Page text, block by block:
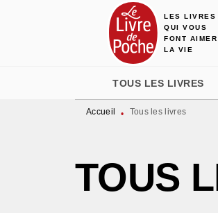
MENU RECHERCHE
LES LIVRES
QUI VOUS
FONT AIMER
LA VIE
TOUS LES LIVRES
Accueil • Tous les livres
TOUS